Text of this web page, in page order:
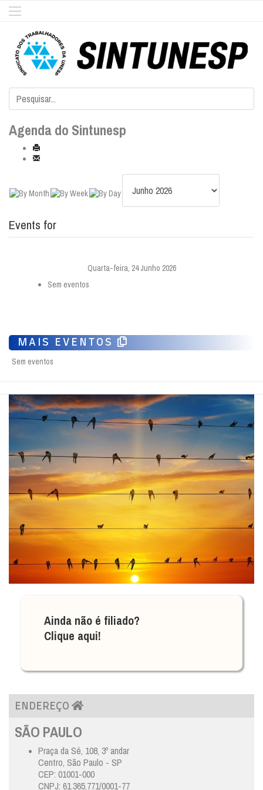
Agenda do Sintunesp
Events for
Quarta-feira, 24 Junho 2026
Sem eventos
MAIS EVENTOS
Sem eventos
Ainda não é filiado?
Clique aqui!
ENDEREÇO
SÃO PAULO
Praça da Sé, 108, 3º andar
Centro, São Paulo - SP
CEP: 01001-000
CNPJ: 61.365.771/0001-77